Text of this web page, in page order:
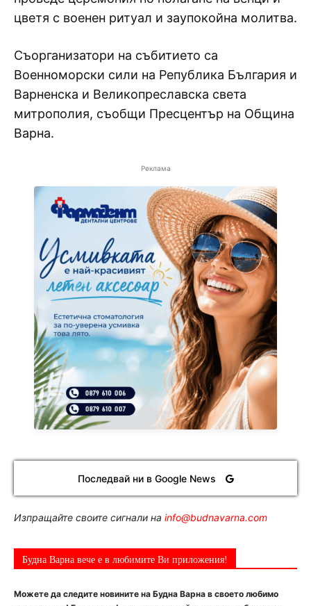
цветя с военен ритуал и заупокойна молитва.
Съорганизатори на събитието са
Военноморски сили на Република България и
Варненска и Великопреславска света
митрополия, съобщи Пресцентър на Община
Варна.
Реклама
Последвай ни в Google News
Изпращайте своите сигнали на info@budnavarna.com
Будна Варна вече е в любимите Ви приложения!
Можете да следите новините на Будна Варна в своето любимо